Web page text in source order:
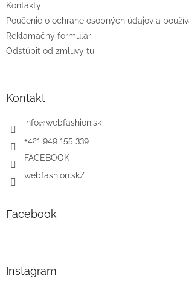
Kontakty
Poučenie o ochrane osobných údajov a
Reklamačný formulár
Odstúpiť od zmluvy tu
Kontakt
info@webfashion.sk
+421 949 155 339
FACEBOOK
webfashion.sk/
Facebook
Instagram